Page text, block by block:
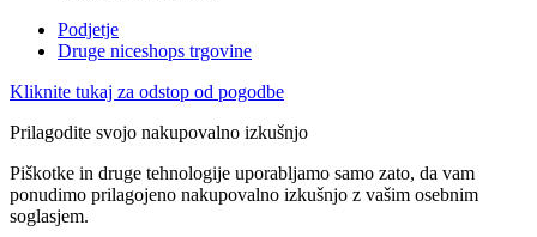
Podjetje
Druge niceshops trgovine
Kliknite tukaj za odstop od pogodbe
Prilagodite svojo nakupovalno izkušnjo
Piškotke in druge tehnologije uporabljamo samo zato, da vam
ponudimo prilagojeno nakupovalno izkušnjo z vašim osebnim
soglasjem.